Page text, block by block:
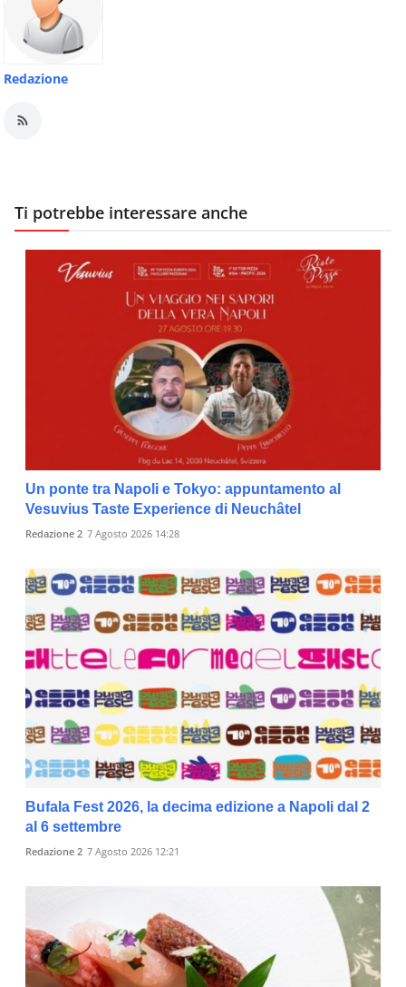
Redazione
Ti potrebbe interessare anche
Un ponte tra Napoli e Tokyo: appuntamento al
Vesuvius Taste Experience di Neuchâtel
Redazione 2 7 Agosto 2026 14:28
Bufala Fest 2026, la decima edizione a Napoli dal 2
al 6 settembre
Redazione 2 7 Agosto 2026 12:21